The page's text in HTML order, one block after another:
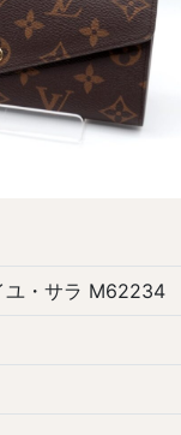
ユ・サラ M62234